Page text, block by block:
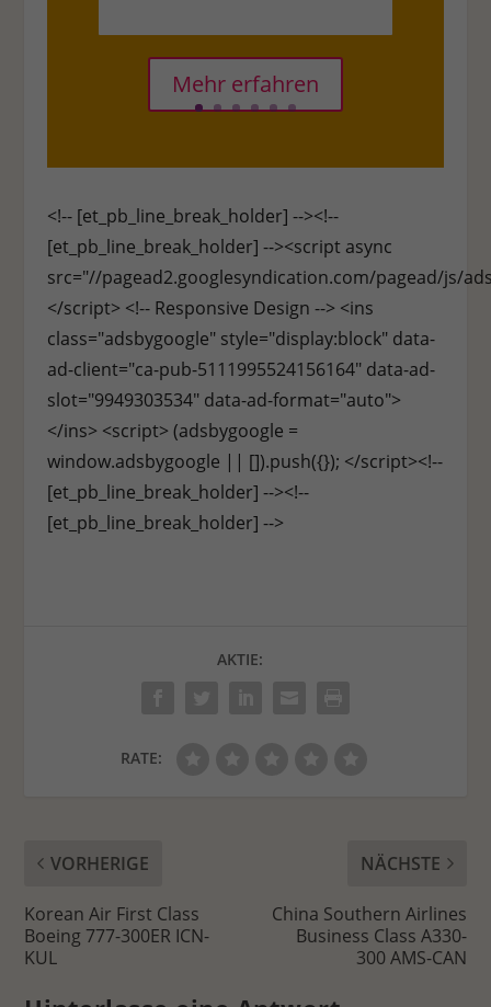
Mehr erfahren
<!-- [et_pb_line_break_holder] --><!--
[et_pb_line_break_holder] --><script async
src="//pagead2.googlesyndication.com/pagead/js/
</script> <!-- Responsive Design --> <ins
class="adsbygoogle" style="display:block" data-
ad-client="ca-pub-5111995524156164" data-ad-
slot="9949303534" data-ad-format="auto">
</ins> <script> (adsbygoogle =
window.adsbygoogle || []).push({}); </script><!--
[et_pb_line_break_holder] --><!--
[et_pb_line_break_holder] -->
AKTIE:
RATE:
VORHERIGE
Korean Air First Class
Boeing 777-300ER ICN-
KUL
NÄCHSTE
China Southern Airlines
Business Class A330-
300 AMS-CAN